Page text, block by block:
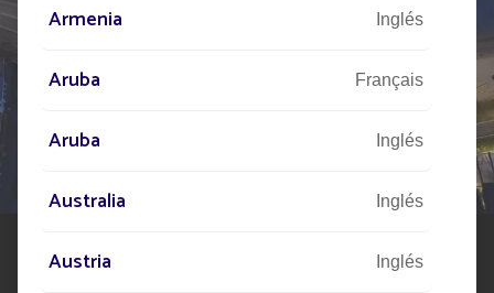
Nuestra red de expertos está a su disposición en todo
Armenia Inglés
Aruba Français
Aruba Inglés
Australia Inglés
Austria Inglés